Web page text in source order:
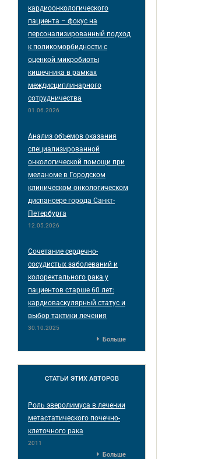
кардиоонкологического
пациента – фокус на
персонализированный подход
к поликоморбидности с
оценкой микробиоты
кишечника в рамках
междисциплинарного
сотрудничества
01.06.2026
Анализ объемов оказания
специализированной
онкологической помощи при
меланоме в Городском
клиническом онкологическом
диспансере города Санкт-
Петербурга
12.05.2026
Сочетание сердечно-
сосудистых заболеваний и
колоректального рака у
пациентов старше 60 лет:
кардиоваскулярный статус и
выбор тактики лечения
30.10.2025
Больше
СТАТЬИ ЭТИХ АВТОРОВ
Роль эверолимуса в лечении
метастатического почечно-
клеточного рака
2011
Больше